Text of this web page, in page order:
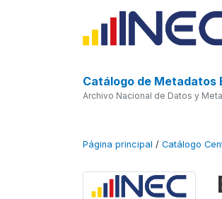
Catálogo de Metadatos
Archivo Nacional de Datos y
Página principal / Catálogo